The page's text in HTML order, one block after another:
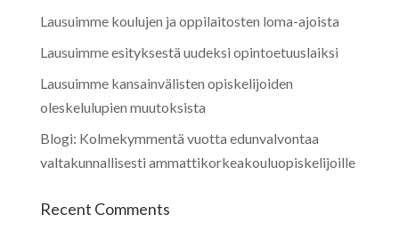
Lausuimme koulujen ja oppilaitosten loma-ajoista
Lausuimme esityksestä uudeksi opintoetuuslaiksi
Lausuimme kansainvälisten opiskelijoiden
oleskelulupien muutoksista
Blogi: Kolmekymmentä vuotta edunvalvontaa
valtakunnallisesti ammattikorkeakouluopiskelijoille
Recent Comments